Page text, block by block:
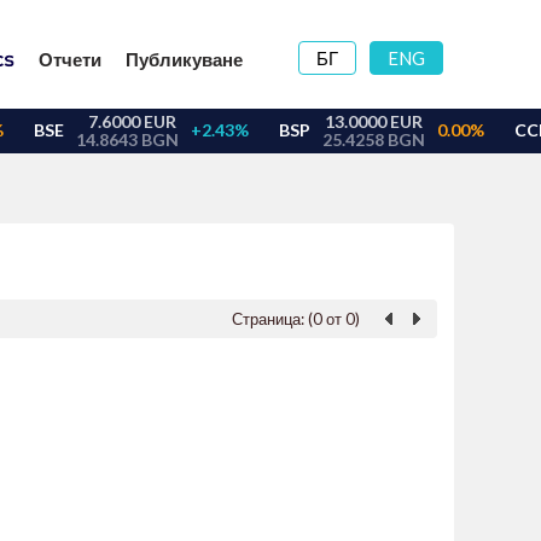
БГ ENG
Отчети Публикуване
Страница: (0 от 0)